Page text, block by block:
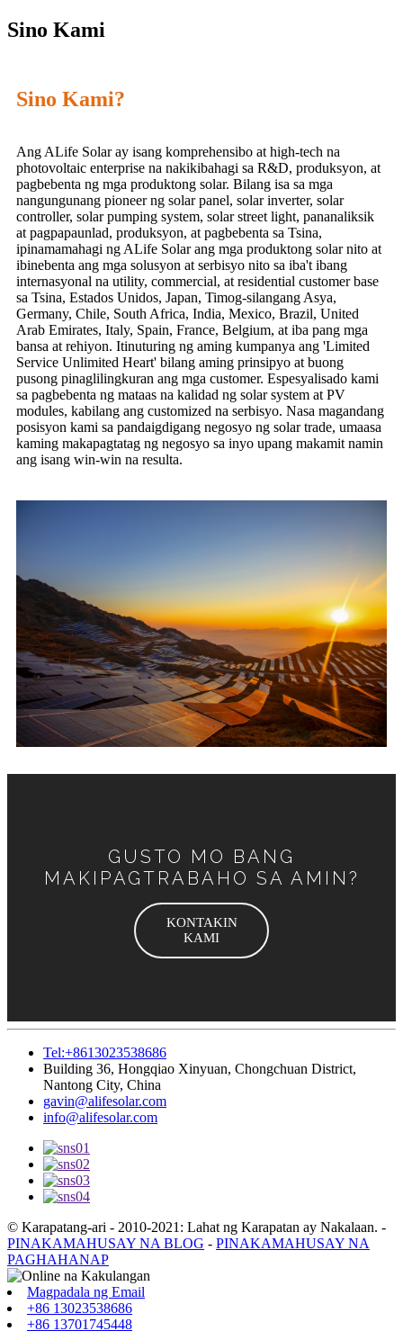
Sino Kami
Sino Kami?
Ang ALife Solar ay isang komprehensibo at high-tech na
photovoltaic enterprise na nakikibahagi sa R&D, produksyon, at
pagbebenta ng mga produktong solar. Bilang isa sa mga
nangungunang pioneer ng solar panel, solar inverter, solar
controller, solar pumping system, solar street light, pananaliksik
at pagpapaunlad, produksyon, at pagbebenta sa Tsina,
ipinamamahagi ng ALife Solar ang mga produktong solar nito at
ibinebenta ang mga solusyon at serbisyo nito sa iba't ibang
internasyonal na utility, commercial, at residential customer base
sa Tsina, Estados Unidos, Japan, Timog-silangang Asya,
Germany, Chile, South Africa, India, Mexico, Brazil, United
Arab Emirates, Italy, Spain, France, Belgium, at iba pang mga
bansa at rehiyon. Itinuturing ng aming kumpanya ang 'Limited
Service Unlimited Heart' bilang aming prinsipyo at buong
pusong pinaglilingkuran ang mga customer. Espesyalisado kami
sa pagbebenta ng mataas na kalidad ng solar system at PV
modules, kabilang ang customized na serbisyo. Nasa magandang
posisyon kami sa pandaigdigang negosyo ng solar trade, umaasa
kaming makapagtatag ng negosyo sa inyo upang makamit namin
ang isang win-win na resulta.
GUSTO MO BANG
MAKIPAGTRABAHO SA AMIN?
KONTAKIN
KAMI
Tel:+8613023538686
Building 36, Hongqiao Xinyuan, Chongchuan District,
Nantong City, China
gavin@alifesolar.com
info@alifesolar.com
© Karapatang-ari - 2010-2021: Lahat ng Karapatan ay Nakalaan. -
PINAKAMAHUSAY NA BLOG - PINAKAMAHUSAY NA
PAGHAHANAP
Magpadala ng Email
+86 13023538686
+86 13701745448